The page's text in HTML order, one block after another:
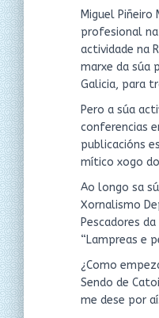
Miguel
profesional
actividade na
marxe da súa
Galicia, para
Pero a súa
conferencias
publicacións
mítico xogo
Ao longo sa
Xornalismo
Pescadores
“Lampreas e
¿Como
Sendo de
me dese por aí.